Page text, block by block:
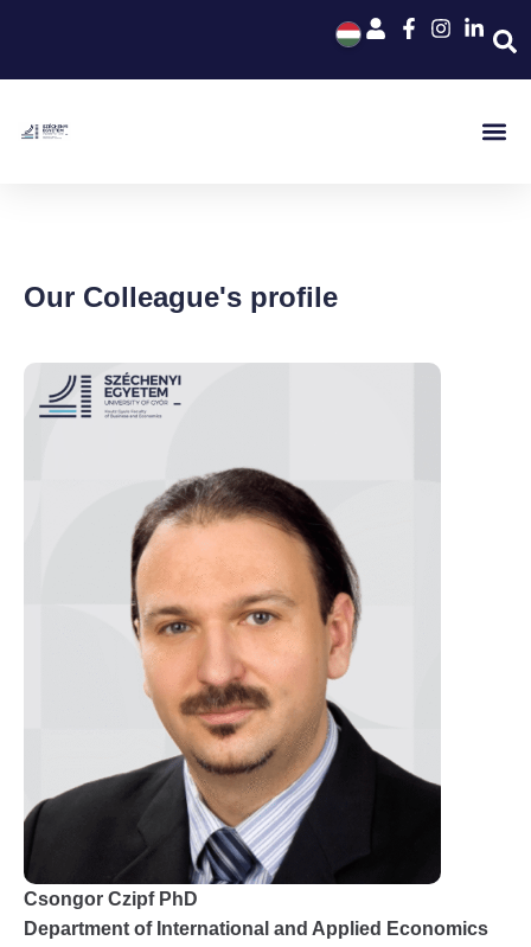
Our Colleague's profile
Csongor Czipf PhD
Department of International and Applied Economics